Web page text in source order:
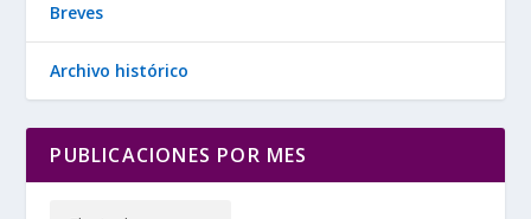
Breves
Archivo histórico
PUBLICACIONES POR MES